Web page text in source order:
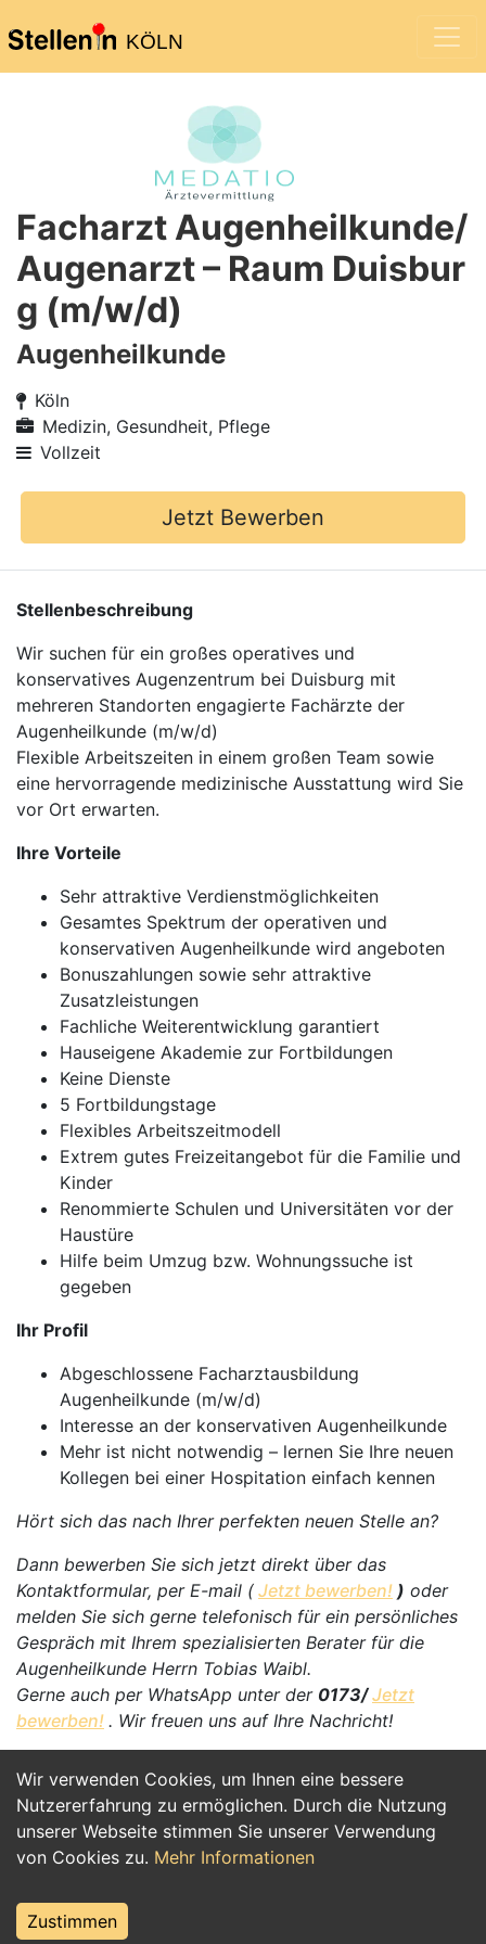
KÖLN
Wir verwenden Cookies, um Ihnen eine bessere
Nutzererfahrung zu ermöglichen. Durch die Nutzung
unserer Webseite stimmen Sie unserer Verwendung
von Cookies zu. Mehr Informationen
Zustimmen
Facharzt Augenheilkunde/
Augenarzt – Raum Duisbur
g (m/w/d)
Augenheilkunde
Köln
Medizin, Gesundheit, Pflege
Vollzeit
Jetzt Bewerben
Stellenbeschreibung
Wir suchen für ein großes operatives und
konservatives Augenzentrum bei Duisburg mit
mehreren Standorten engagierte Fachärzte der
Augenheilkunde (m/w/d)
Flexible Arbeitszeiten in einem großen Team sowie
eine hervorragende medizinische Ausstattung wird Sie
vor Ort erwarten.
Ihre Vorteile
Sehr attraktive Verdienstmöglichkeiten
Gesamtes Spektrum der operativen und
konservativen Augenheilkunde wird angeboten
Bonuszahlungen sowie sehr attraktive
Zusatzleistungen
Fachliche Weiterentwicklung garantiert
Hauseigene Akademie zur Fortbildungen
Keine Dienste
5 Fortbildungstage
Flexibles Arbeitszeitmodell
Extrem gutes Freizeitangebot für die Familie und
Kinder
Renommierte Schulen und Universitäten vor der
Haustüre
Hilfe beim Umzug bzw. Wohnungssuche ist
gegeben
Ihr Profil
Abgeschlossene Facharztausbildung
Augenheilkunde (m/w/d)
Interesse an der konservativen Augenheilkunde
Mehr ist nicht notwendig – lernen Sie Ihre neuen
Kollegen bei einer Hospitation einfach kennen
Hört sich das nach Ihrer perfekten neuen Stelle an?
Dann bewerben Sie sich jetzt direkt über das
Kontaktformular, per E-mail ( Jetzt bewerben! ) oder
melden Sie sich gerne telefonisch für ein persönliches
Gespräch mit Ihrem spezialisierten Berater für die
Augenheilkunde Herrn Tobias Waibl.
Gerne auch per WhatsApp unter der 0173/Jetzt
bewerben! . Wir freuen uns auf Ihre Nachricht!
Jetzt Bewerben